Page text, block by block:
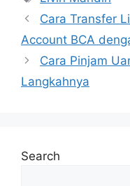
Cara Transfer
Account BCA
Cara Pinjam
Langkahnya
Search